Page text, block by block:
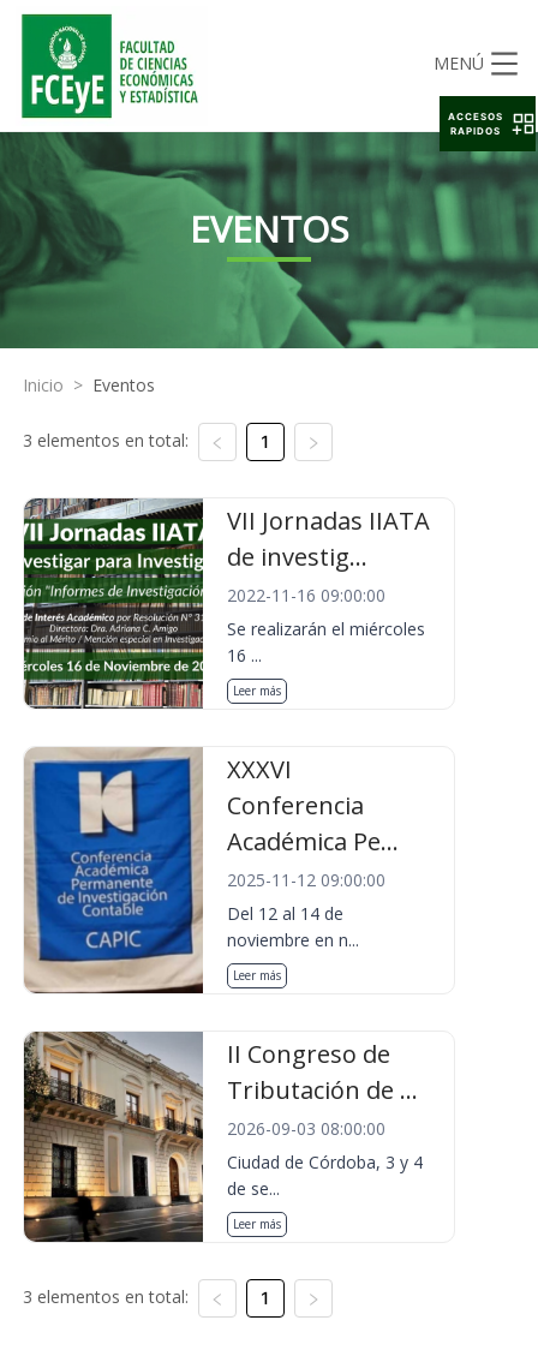
MENÚ
EVENTOS
Inicio > Eventos
3 elementos en total: 1
VII Jornadas IIATA
de investig...
2022-11-16 09:00:00
Se realizarán el miércoles
16 ...
Leer más
XXXVI
Conferencia
Académica Pe...
2025-11-12 09:00:00
Del 12 al 14 de
noviembre en n...
Leer más
II Congreso de
Tributación de ...
2026-09-03 08:00:00
Ciudad de Córdoba, 3 y 4
de se...
Leer más
3 elementos en total: 1
ACCESOS
RAPIDOS